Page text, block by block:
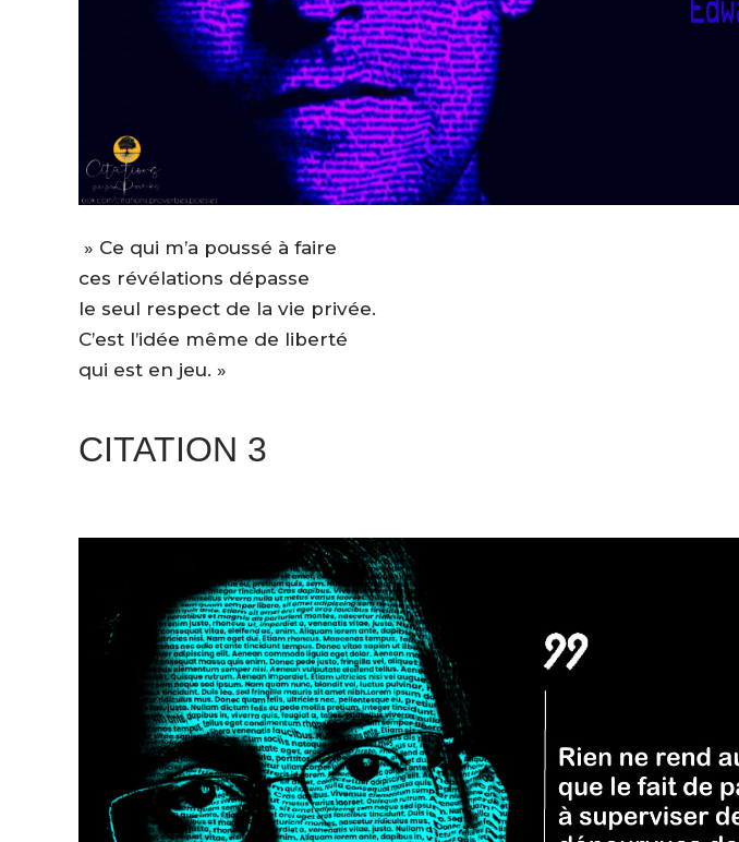
» Ce qui m’a poussé à faire
ces révélations dépasse
le seul respect de la vie privée.
C’est l’idée même de liberté
qui est en jeu. »
CITATION 3